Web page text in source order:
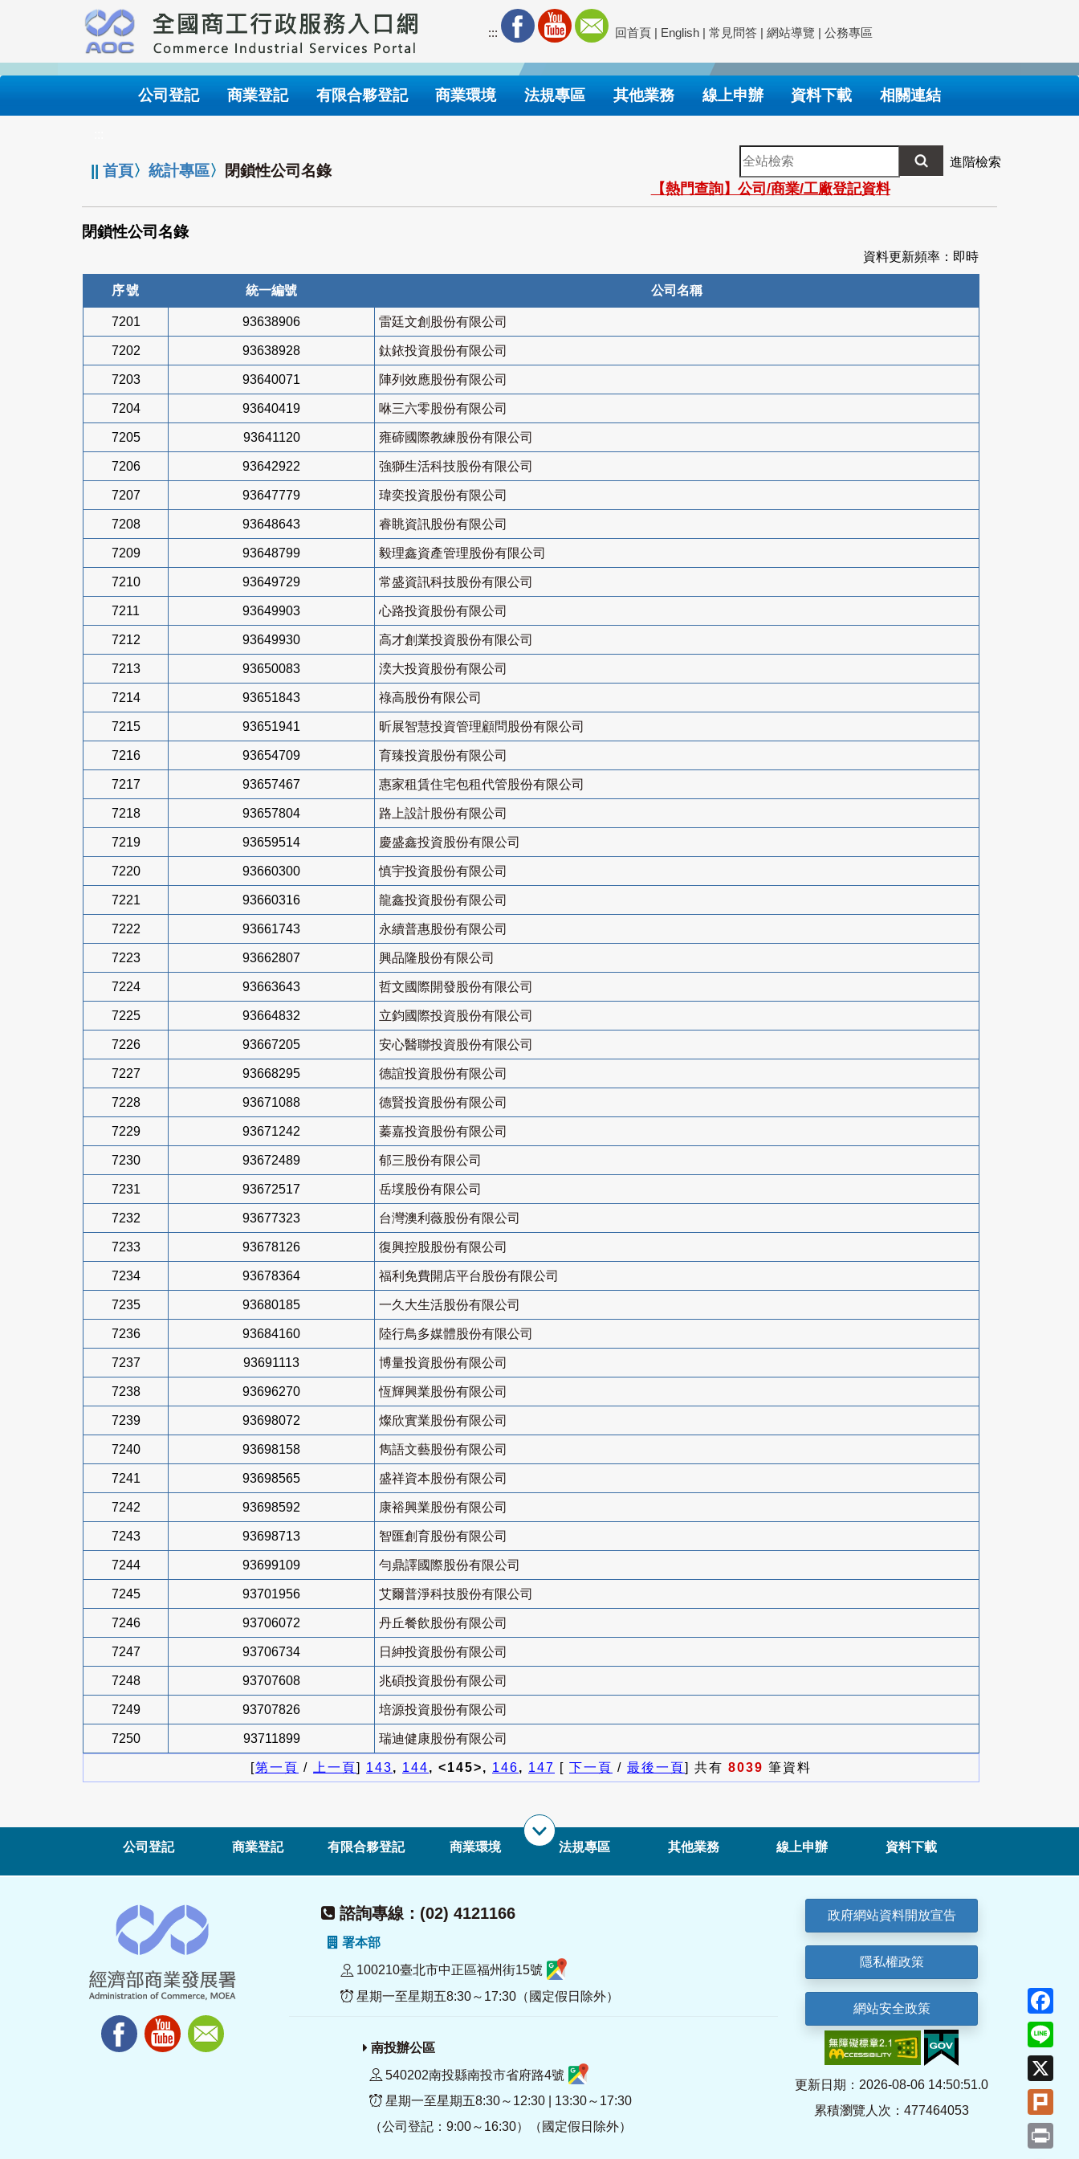
要
內
::: 回首頁 | English | 常見問答 | 網站導覽 | 公務專區
公司登記 商業登記 有限合夥登記 商業環境 法規專區 其他業務 線上申辦 資料下載 相關連結
||首頁〉統計專區〉 閉鎖性公司名錄
全
站
檢
索
進階檢索
【熱門查詢】公司/商業/工廠登記資料
閉鎖性公司名錄
資料更新頻率：即時
序號 統一編號 公司名稱
7201 93638906 雷廷文創股份有限公司
7202 93638928 鈦銥投資股份有限公司
7203 93640071 陣列效應股份有限公司
7204 93640419 咻三六零股份有限公司
7205 93641120 雍碲國際教練股份有限公司
7206 93642922 強獅生活科技股份有限公司
7207 93647779 瑋奕投資股份有限公司
7208 93648643 睿眺資訊股份有限公司
7209 93648799 毅理鑫資產管理股份有限公司
7210 93649729 常盛資訊科技股份有限公司
7211 93649903 心路投資股份有限公司
7212 93649930 高才創業投資股份有限公司
7213 93650083 湙大投資股份有限公司
7214 93651843 祿高股份有限公司
7215 93651941 昕展智慧投資管理顧問股份有限公司
7216 93654709 育臻投資股份有限公司
7217 93657467 惠家租賃住宅包租代管股份有限公司
7218 93657804 路上設計股份有限公司
7219 93659514 慶盛鑫投資股份有限公司
7220 93660300 慎宇投資股份有限公司
7221 93660316 龍鑫投資股份有限公司
7222 93661743 永續普惠股份有限公司
7223 93662807 興品隆股份有限公司
7224 93663643 哲文國際開發股份有限公司
7225 93664832 立鈞國際投資股份有限公司
7226 93667205 安心醫聯投資股份有限公司
7227 93668295 德誼投資股份有限公司
7228 93671088 德賢投資股份有限公司
7229 93671242 蓁嘉投資股份有限公司
7230 93672489 郁三股份有限公司
7231 93672517 岳墣股份有限公司
7232 93677323 台灣澳利薇股份有限公司
7233 93678126 復興控股股份有限公司
7234 93678364 福利免費開店平台股份有限公司
7235 93680185 一久大生活股份有限公司
7236 93684160 陸行鳥多媒體股份有限公司
7237 93691113 博量投資股份有限公司
7238 93696270 恆輝興業股份有限公司
7239 93698072 燦欣實業股份有限公司
7240 93698158 雋語文藝股份有限公司
7241 93698565 盛祥資本股份有限公司
7242 93698592 康裕興業股份有限公司
7243 93698713 智匯創育股份有限公司
7244 93699109 勻鼎譯國際股份有限公司
7245 93701956 艾爾普淨科技股份有限公司
7246 93706072 丹丘餐飲股份有限公司
7247 93706734 日紳投資股份有限公司
7248 93707608 兆碩投資股份有限公司
7249 93707826 培源投資股份有限公司
7250 93711899 瑞迪健康股份有限公司
[第一頁 / 上一頁] 143, 144, <145>, 146, 147 [ 下一頁 / 最後一頁] 共有 8039 筆資料
公司登記 商業登記 有限合夥登記 商業環境 法規專區 其他業務 線上申辦 資料下載
諮詢專線：(02) 4121166
署本部
100210臺北市中正區福州街15號
星期一至星期五8:30～17:30（國定假日除外）
南投辦公區
540202南投縣南投市省府路4號
星期一至星期五8:30～12:30 | 13:30～17:30
（公司登記：9:00～16:30）（國定假日除外）
政府網站資料開放宣告
隱私權政策
網站安全政策
更新日期：2026-08-06 14:50:51.0
累積瀏覽人次：477464053